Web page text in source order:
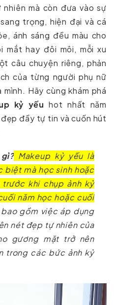
mà còn đưa vào sự
trọng, hiện đại và cá
ánh sáng đều màu cho
mắt hay đôi môi, mỗi xu
câu chuyện riêng, phản
của từng người phụ nữ
Hãy cùng khám phá
kỷ yếu hot nhất năm
đầy tự tin và cuốn hút
Makeup kỷ yếu là
biệt mà học sinh hoặc
khi chụp ảnh kỷ
năm học hoặc cuối
gồm việc áp dụng
nét đẹp tự nhiên của
gương mặt trở nên
trong các bức ảnh kỷ